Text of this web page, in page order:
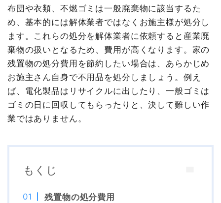
布団や衣類、不燃ゴミは一般廃棄物に該当するた
め、基本的には解体業者ではなくお施主様が処分し
ます。これらの処分を解体業者に依頼すると産業廃
棄物の扱いとなるため、費用が高くなります。家の
残置物の処分費用を節約したい場合は、あらかじめ
お施主さん自身で不用品を処分しましょう。例え
ば、電化製品はリサイクルに出したり、一般ゴミは
ゴミの日に回収してもらったりと、決して難しい作
業ではありません。
もくじ
残置物の処分費用